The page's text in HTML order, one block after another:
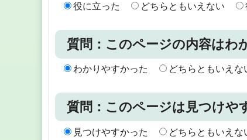
役に立った どちらともいえない
質問：このページの内容はわ
わかりやすかった どちらともいえな
質問：このページは見つけや
見つけやすかった どちらともいえな